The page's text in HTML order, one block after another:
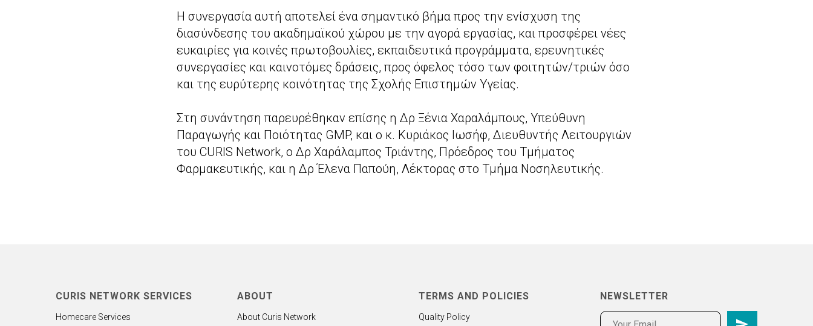
Η συνεργασία αυτή αποτελεί ένα σημαντικό βήμα προς την ενίσχυση της
διασύνδεσης του ακαδημαϊκού χώρου με την αγορά εργασίας, και προσφέρει νέες
ευκαιρίες για κοινές πρωτοβουλίες, εκπαιδευτικά προγράμματα, ερευνητικές
συνεργασίες και καινοτόμες δράσεις, προς όφελος τόσο των φοιτητών/τριών όσο
και της ευρύτερης κοινότητας της Σχολής Επιστημών Υγείας.
Στη συνάντηση παρευρέθηκαν επίσης η Δρ Ξένια Χαραλάμπους, Υπεύθυνη
Παραγωγής και Ποιότητας GMP, και ο κ. Κυριάκος Ιωσήφ, Διευθυντής Λειτουργιών
του CURIS Network, ο Δρ Χαράλαμπος Τριάντης, Πρόεδρος του Τμήματος
Φαρμακευτικής, και η Δρ Έλενα Παπούη, Λέκτορας στο Τμήμα Νοσηλευτικής.
CURIS NETWORK SERVICES
Homecare Services
ABOUT
About Curis Network
TERMS AND POLICIES
Quality Policy
NEWSLETTER